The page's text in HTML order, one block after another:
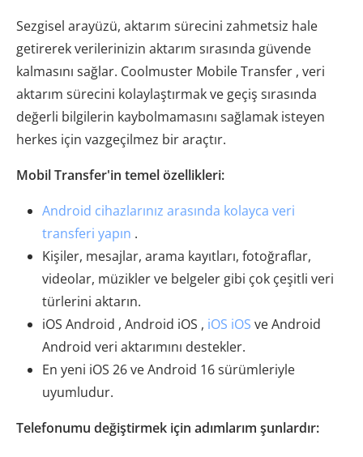
Sezgisel arayüzü, aktarım sürecini zahmetsiz hale
getirerek verilerinizin aktarım sırasında güvende
kalmasını sağlar. Coolmuster Mobile Transfer , veri
aktarım sürecini kolaylaştırmak ve geçiş sırasında
değerli bilgilerin kaybolmamasını sağlamak isteyen
herkes için vazgeçilmez bir araçtır.
Mobil Transfer'in temel özellikleri:
Android cihazlarınız arasında kolayca veri
transferi yapın .
Kişiler, mesajlar, arama kayıtları, fotoğraflar,
videolar, müzikler ve belgeler gibi çok çeşitli veri
türlerini aktarın.
iOS Android , Android iOS , iOS iOS ve Android
Android veri aktarımını destekler.
En yeni iOS 26 ve Android 16 sürümleriyle
uyumludur.
Telefonumu değiştirmek için adımlarım şunlardır: